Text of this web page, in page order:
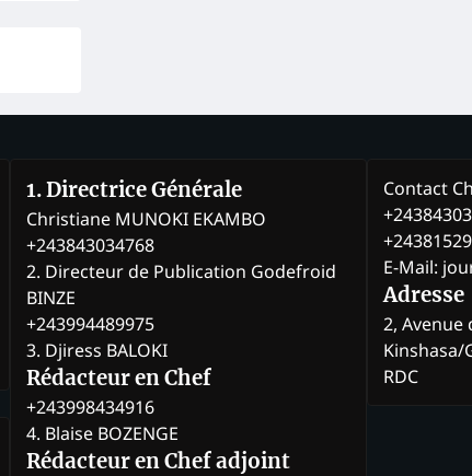
1. Directrice Générale
Christiane MUNOKI EKAMBO
+243843034768
2. Directeur de Publication Godefroid
BINZE
+243994489975
3. Djiress BALOKI
Rédacteur en Chef
+243998434916
4. Blaise BOZENGE
Rédacteur en Chef adjoint
Contact
E-Mail:
Adresse
2, Avenue
Kinshasa/
RDC